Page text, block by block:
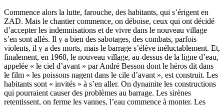
Commence alors la lutte, farouche, des habitants, qui s’érigent en
ZAD. Mais le chantier commence, on déboise, ceux qui ont décidé
d’accepter les indemnisations et de vivre dans le nouveau village
s’en sont allés. Il y a bien des sabotages, des combats, parfois
violents, il y a des morts, mais le barrage s’élève inéluctablement. Et,
finalement, en 1968, le nouveau village, au-dessus de la ligne d’eau,
appelée « le ciel d’avant » par André Besson dont le héros dit dans
le film « les poissons nagent dans le cile d’avant », est construit. Les
habitants sont « invités » à s’en aller. On dynamite les constructions
qui pourraient causer des problèmes au barrage. Les sirènes
retentissent, on ferme les vannes, l’eau commence à monter. Les